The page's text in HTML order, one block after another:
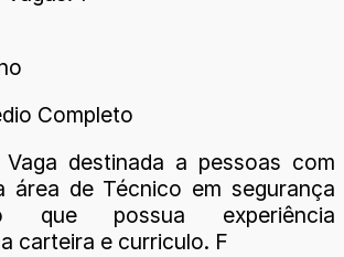
Completo
Vaga destinada a pessoas com
área de Técnico em segurança
que possua experiência
carteira e curriculo. F